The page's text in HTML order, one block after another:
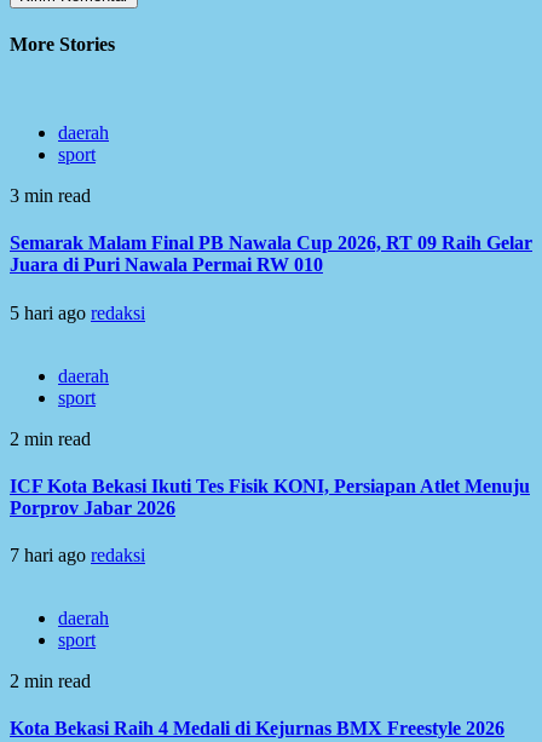
More Stories
daerah
sport
3 min read
Semarak Malam Final PB Nawala Cup 2026, RT 09 Raih Gelar
Juara di Puri Nawala Permai RW 010
5 hari ago redaksi
daerah
sport
2 min read
ICF Kota Bekasi Ikuti Tes Fisik KONI, Persiapan Atlet Menuju
Porprov Jabar 2026
7 hari ago redaksi
daerah
sport
2 min read
Kota Bekasi Raih 4 Medali di Kejurnas BMX Freestyle 2026